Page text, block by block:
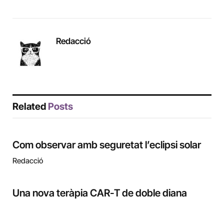
Redacció
Related Posts
Com observar amb seguretat l’eclipsi solar
Redacció
Una nova teràpia CAR-T de doble diana